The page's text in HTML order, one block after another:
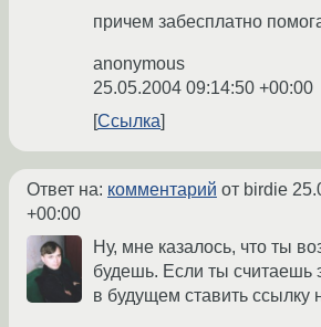
причем забесплатно
anonymous
25.05.2004 09:14:50 +00:00
Ссылка
Ответ на: комментарий от birdie
+00:00
Ну, мне казалось, что ты
будешь. Если ты считаешь
в будущем ставить ссылку